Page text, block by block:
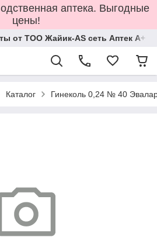
аптека. Выгодные
цены!
от ТОО Жайик-AS сеть Аптек А+
Каталог Гинеколь 0,24 № 40